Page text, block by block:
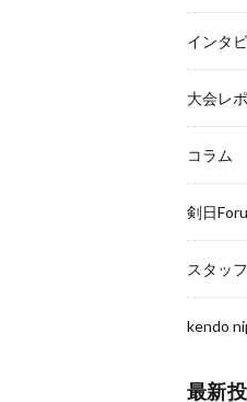
インタ
大会レ
コラム
剣日
スタッ
kendo
最新